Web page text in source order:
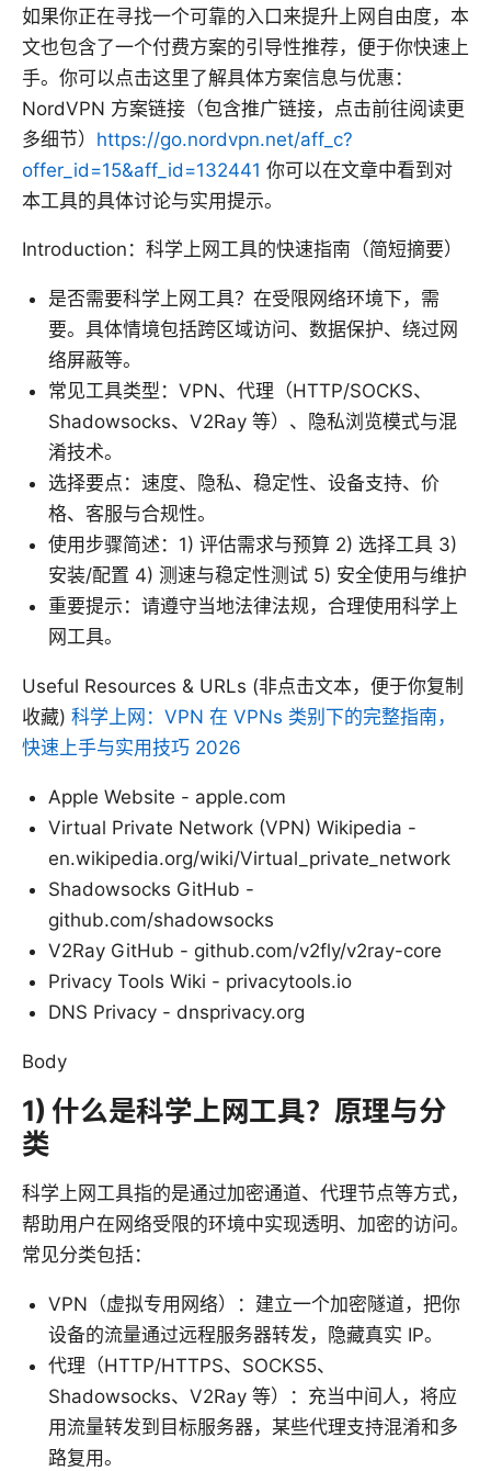
如果你正在寻找一个可靠的入口来提升上网自由度，本
文也包含了一个付费方案的引导性推荐，便于你快速上
手。你可以点击这里了解具体方案信息与优惠：
NordVPN 方案链接（包含推广链接，点击前往阅读更
多细节） https://go.nordvpn.net/aff_c?
offer_id=15&aff_id=132441 你可以在文章中看到对
本工具的具体讨论与实用提示。
Introduction：科学上网工具的快速指南（简短摘要）
是否需要科学上网工具？在受限网络环境下，需
要。具体情境包括跨区域访问、数据保护、绕过网
络屏蔽等。
常见工具类型：VPN、代理（HTTP/SOCKS、
Shadowsocks、V2Ray 等）、隐私浏览模式与混
淆技术。
选择要点：速度、隐私、稳定性、设备支持、价
格、客服与合规性。
使用步骤简述：1) 评估需求与预算 2) 选择工具 3)
安装/配置 4) 测速与稳定性测试 5) 安全使用与维护
重要提示：请遵守当地法律法规，合理使用科学上
网工具。
Useful Resources & URLs (非点击文本，便于你复制
收藏) 科学上网：VPN 在 VPNs 类别下的完整指南，
快速上手与实用技巧 2026
Apple Website - apple.com
Virtual Private Network (VPN) Wikipedia -
en.wikipedia.org/wiki/Virtual_private_network
Shadowsocks GitHub -
github.com/shadowsocks
V2Ray GitHub - github.com/v2fly/v2ray-core
Privacy Tools Wiki - privacytools.io
DNS Privacy - dnsprivacy.org
Body
1) 什么是科学上网工具？原理与分
类
科学上网工具指的是通过加密通道、代理节点等方式，
帮助用户在网络受限的环境中实现透明、加密的访问。
常见分类包括：
VPN（虚拟专用网络）：建立一个加密隧道，把你
设备的流量通过远程服务器转发，隐藏真实 IP。
代理（HTTP/HTTPS、SOCKS5、
Shadowsocks、V2Ray 等）：充当中间人，将应
用流量转发到目标服务器，某些代理支持混淆和多
路复用。